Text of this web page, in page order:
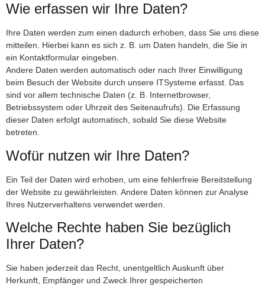
Wie erfassen wir Ihre Daten?
Ihre Daten werden zum einen dadurch erhoben, dass Sie uns diese
mitteilen. Hierbei kann es sich z. B. um Daten handeln, die Sie in
ein Kontaktformular eingeben.
Andere Daten werden automatisch oder nach Ihrer Einwilligung
beim Besuch der Website durch unsere ITSysteme erfasst. Das
sind vor allem technische Daten (z. B. Internetbrowser,
Betriebssystem oder Uhrzeit des Seitenaufrufs). Die Erfassung
dieser Daten erfolgt automatisch, sobald Sie diese Website
betreten.
Wofür nutzen wir Ihre Daten?
Ein Teil der Daten wird erhoben, um eine fehlerfreie Bereitstellung
der Website zu gewährleisten. Andere Daten können zur Analyse
Ihres Nutzerverhaltens verwendet werden.
Welche Rechte haben Sie bezüglich
Ihrer Daten?
Sie haben jederzeit das Recht, unentgeltlich Auskunft über
Herkunft, Empfänger und Zweck Ihrer gespeicherten